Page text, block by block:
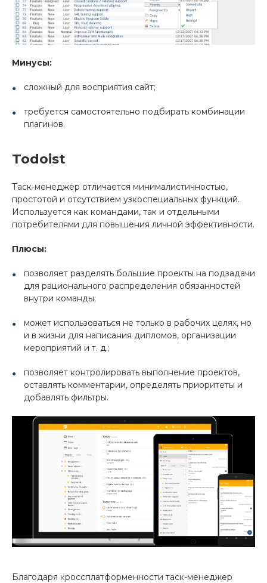
Минусы:
сложный для восприятия сайт;
требуется самостоятельно подбирать комбинации
плагинов.
Todoist
Таск-менеджер отличается минималистичностью,
простотой и отсутствием узкоспециальных функций.
Используется как командами, так и отдельными
потребителями для повышения личной эффективности.
Плюсы:
позволяет разделять большие проекты на подзадачи
для рационального распределения обязанностей
внутри команды;
может использоваться не только в рабочих целях, но
и в жизни для написания дипломов, организации
мероприятий и т. д.;
позволяет контролировать выполнение проектов,
оставлять комментарии, определять приоритеты и
добавлять фильтры.
Благодаря кроссплатформенности таск-менеджер